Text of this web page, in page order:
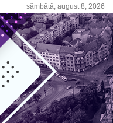
sâmbătă, august 8, 2026